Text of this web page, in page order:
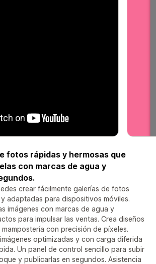
fotos rápidas y hermosas que
con marcas de agua y
crear fácilmente galerías de fotos
adaptadas para dispositivos móviles.
imágenes con marcas de agua y
para impulsar las ventas. Crea diseños
con precisión de píxeles.
optimizadas y con carga diferida
Un panel de control sencillo para subir
y publicarlas en segundos. Asistencia